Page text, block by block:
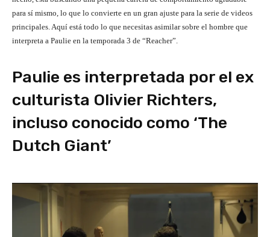
para sí mismo, lo que lo convierte en un gran ajuste para la serie de videos
principales. Aquí está todo lo que necesitas asimilar sobre el hombre que
interpreta a Paulie en la temporada 3 de “Reacher”.
Paulie es interpretada por el ex
culturista Olivier Richters,
incluso conocido como ‘The
Dutch Giant’